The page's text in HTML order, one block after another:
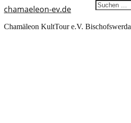
chamaeleon-ev.de
Chamäleon KultTour e.V. Bischofswerda